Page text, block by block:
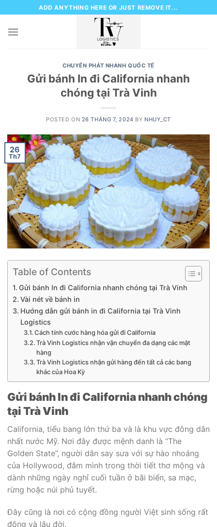
to
content
ADD ANYTHING HERE OR JUST REMOVE IT...
CHUYỂN PHÁT NHANH QUỐC TẾ
Gửi bánh In đi California nhanh
chóng tại Trà Vinh
POSTED ON 26 THÁNG 7, 2024 BY NHUY_CT
26
Th7
Table of Contents
Gửi bánh In đi California nhanh chóng tại Trà Vinh
Vài nét về bánh in
Hướng dẫn gửi bánh in đi California tại Trà Vinh
Logistics
Cách tính cước hàng hóa gửi đi California
Trà Vinh Logistics nhận vận chuyển đa dạng các mặt
hàng
Trà Vinh Logistics nhận gửi hàng đến tất cả các bang
khác của Hoa Kỳ
Gửi bánh In đi California nhanh chóng
tại Trà Vinh
California, tiểu bang lớn thứ ba và là khu vực đông dân
nhất nước Mỹ. Nơi đây được mệnh danh là “The
Golden State”, người dân say sưa với sự hào nhoáng
của Hollywood, đắm mình trong thời tiết thơ mộng và
dành những ngày nghỉ cuối tuần ở bãi biển, sa mạc,
rừng hoặc núi phủ tuyết.
Đây cũng là nơi có cộng đồng người Việt sinh sống rất
đông và lâu đời.